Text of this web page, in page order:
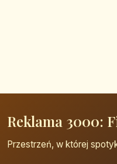
Reklama 3000:
Przestrzeń, w której